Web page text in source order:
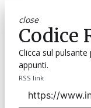
close
Codice
Clicca sul pulsante
appunti.
RSS link